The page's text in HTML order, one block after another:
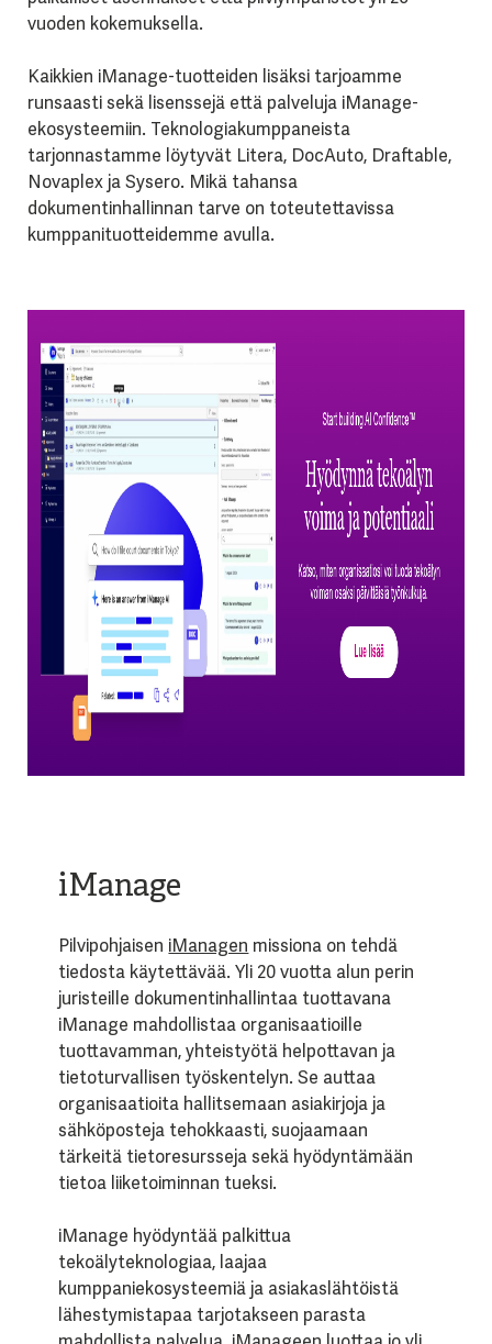
vuoden kokemuksella.
Kaikkien iManage-tuotteiden lisäksi tarjoamme
runsaasti sekä lisenssejä että palveluja iManage-
ekosysteemiin. Teknologiakumppaneista
tarjonnastamme löytyvät Litera, DocAuto, Draftable,
Novaplex ja Sysero. Mikä tahansa
dokumentinhallinnan tarve on toteutettavissa
kumppanituotteidemme avulla.
iManage
Pilvipohjaisen iManagen missiona on tehdä
tiedosta käytettävää. Yli 20 vuotta alun perin
juristeille dokumentinhallintaa tuottavana
iManage mahdollistaa organisaatioille
tuottavamman, yhteistyötä helpottavan ja
tietoturvallisen työskentelyn. Se auttaa
organisaatioita hallitsemaan asiakirjoja ja
sähköposteja tehokkaasti, suojaamaan
tärkeitä tietoresursseja sekä hyödyntämään
tietoa liiketoiminnan tueksi.
iManage hyödyntää palkittua
tekoälyteknologiaa, laajaa
kumppaniekosysteemiä ja asiakaslähtöistä
lähestymistapaa tarjotakseen parasta